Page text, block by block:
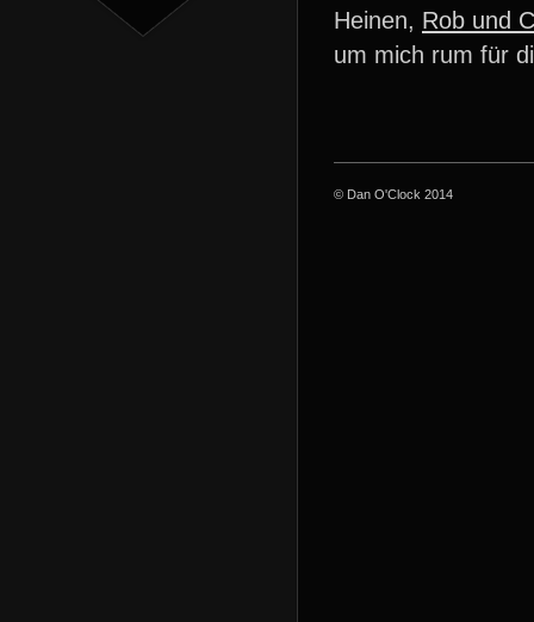
Heinen, Rob und
um mich rum für
© Dan O'Clock 2014